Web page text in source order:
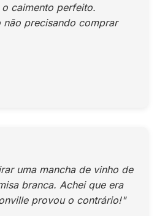
caimento perfeito.
não precisando comprar
uma mancha de vinho de
branca. Achei que era
provou o contrário!"